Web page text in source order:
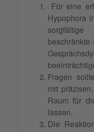
Für eine
Hypophora
sorgfältige
Fragen
mit
Raum für
lassen.
Die